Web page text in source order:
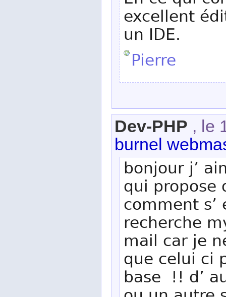
excellent
un IDE.
Pierre
Dev-PHP , le
burnel
bonjour j’
qui propose
comment
recherche
mail car je
que celui ci
base !! d’